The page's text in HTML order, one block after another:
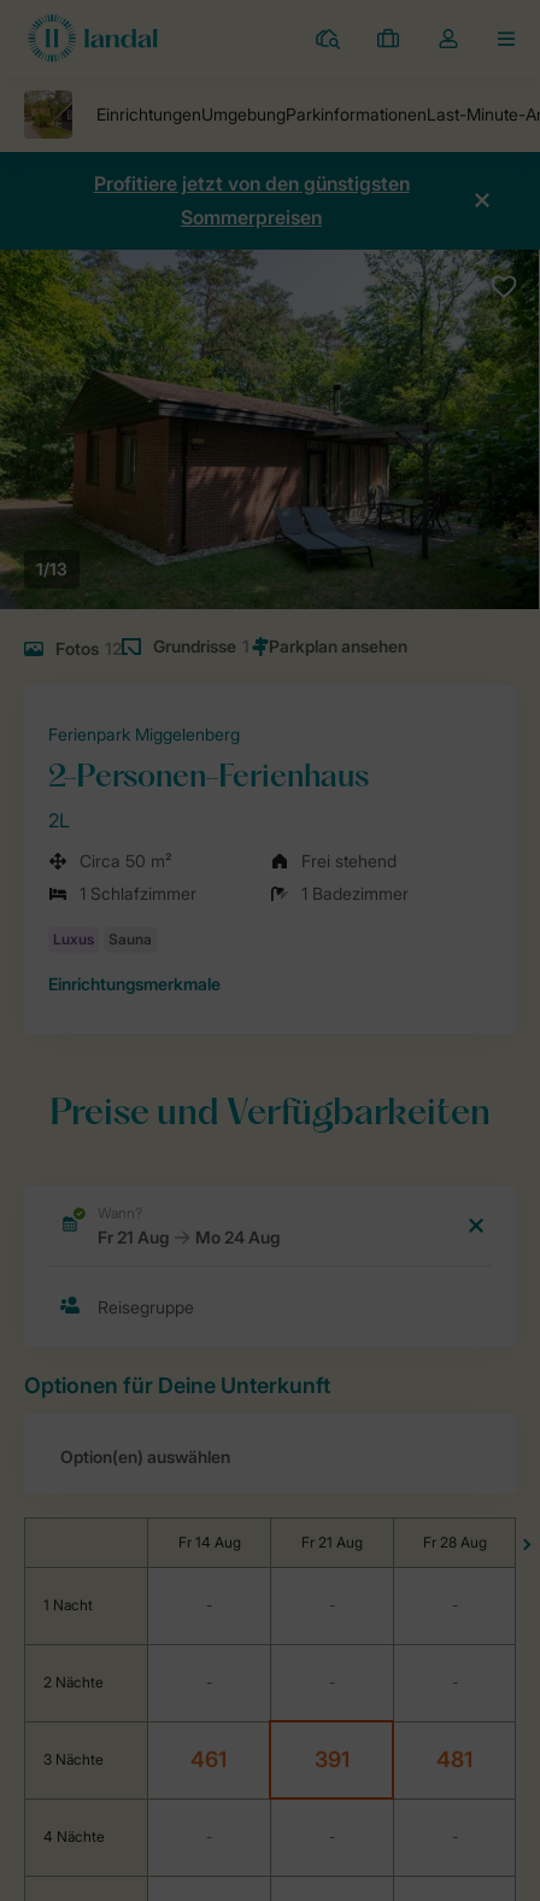
Ferienparks
Meine
Dropdown-
öffnen
Profitiere jetzt von den günstigsten
Sommerpreisen
1/13
Fotos 12 Grundrisse 1
Ferienpark Miggelenberg
2-Personen-Ferienhaus
2L
Circa 50 m²
Frei stehend
1 Schlafzimmer
1 Badezimmer
Einrichtungsmerkmale
Preise und Verfügbarkeiten
Optionen für Deine Unterkunft
Fr 14 Aug Fr 21 Aug Fr 28 Aug
1 Nacht - - -
2 Nächte - - -
3 Nächte 461 391 481
4 Nächte - - -